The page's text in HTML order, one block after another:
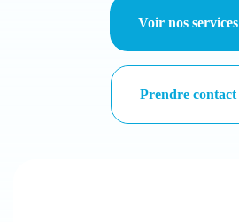
Voir nos services
Prendre contact
Résidence handicap
Établissement sanitaire